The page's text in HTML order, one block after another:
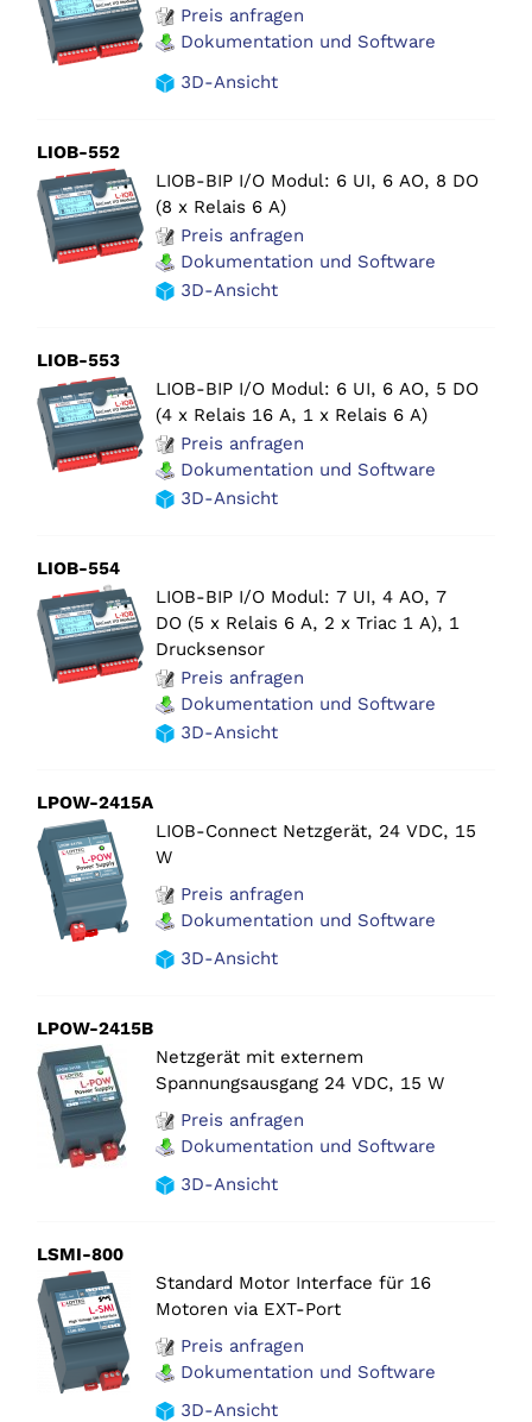
Preis anfragen
Dokumentation und Software
3D-Ansicht
LIOB-552
LIOB-BIP I/O Modul: 6 UI, 6 AO, 8 DO
(8 x Relais 6 A)
Preis anfragen
Dokumentation und Software
3D-Ansicht
LIOB-553
LIOB-BIP I/O Modul: 6 UI, 6 AO, 5 DO
(4 x Relais 16 A, 1 x Relais 6 A)
Preis anfragen
Dokumentation und Software
3D-Ansicht
LIOB-554
LIOB-BIP I/O Modul: 7 UI, 4 AO, 7
DO (5 x Relais 6 A, 2 x Triac 1 A), 1
Drucksensor
Preis anfragen
Dokumentation und Software
3D-Ansicht
LPOW-2415A
LIOB-Connect Netzgerät, 24 VDC, 15
W
Preis anfragen
Dokumentation und Software
3D-Ansicht
LPOW-2415B
Netzgerät mit externem
Spannungsausgang 24 VDC, 15 W
Preis anfragen
Dokumentation und Software
3D-Ansicht
LSMI-800
Standard Motor Interface für 16
Motoren via EXT-Port
Preis anfragen
Dokumentation und Software
3D-Ansicht